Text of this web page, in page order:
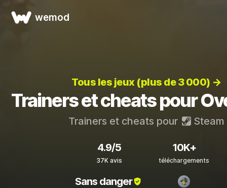
wemod
Tous les jeux (plus de 3 000) →
Trainers et cheats pour
Trainers et cheats pour Steam
4.9/5
37K avis
10K+
téléchargements
Sans danger